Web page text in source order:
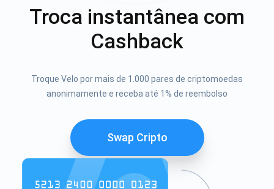
Troca instantânea com
Cashback
Troque Velo por mais de 1.000 pares de criptomoedas
anonimamente e receba até 1% de reembolso
Swap Cripto